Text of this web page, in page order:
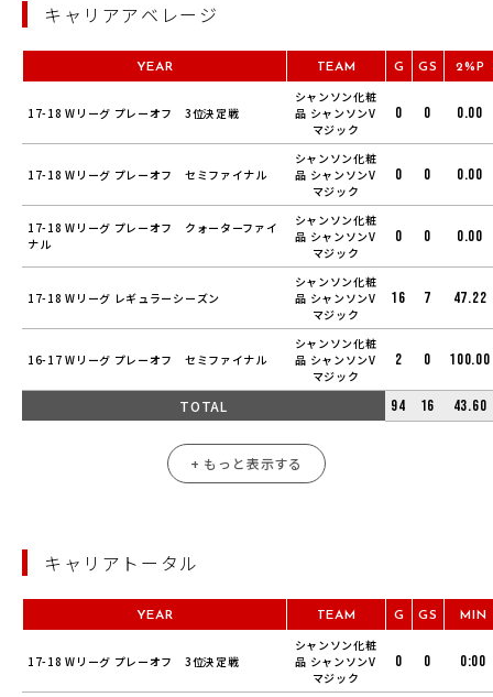
キャリアアベレージ
YEAR TEAM G GS 2%P
17-18 Wリーグ プレーオフ 3位決定戦
シャンソン化粧
品 シャンソンV
マジック
0 0 0.00
17-18 Wリーグ プレーオフ セミファイナル
シャンソン化粧
品 シャンソンV
マジック
0 0 0.00
17-18 Wリーグ プレーオフ クォーターファイ
ナル
シャンソン化粧
品 シャンソンV
マジック
0 0 0.00
17-18 Wリーグ レギュラーシーズン
シャンソン化粧
品 シャンソンV
マジック
16 7 47.22
16-17 Wリーグ プレーオフ セミファイナル
シャンソン化粧
品 シャンソンV
マジック
2 0 100.00
TOTAL 94 16 43.60
+ もっと表示する
キャリアトータル
YEAR TEAM G GS MIN
17-18 Wリーグ プレーオフ 3位決定戦
シャンソン化粧
品 シャンソンV
マジック
0 0 0:00